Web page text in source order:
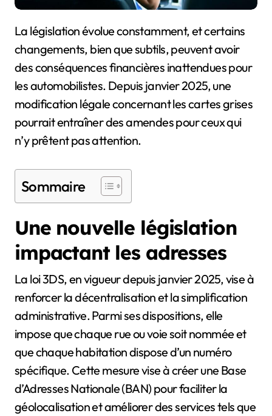
La législation évolue constamment, et certains
changements, bien que subtils, peuvent avoir
des conséquences financières inattendues pour
les automobilistes. Depuis janvier 2025, une
modification légale concernant les cartes grises
pourrait entraîner des amendes pour ceux qui
n’y prêtent pas attention.
Sommaire
Une nouvelle législation
impactant les adresses
La loi 3DS, en vigueur depuis janvier 2025, vise à
renforcer la décentralisation et la simplification
administrative. Parmi ses dispositions, elle
impose que chaque rue ou voie soit nommée et
que chaque habitation dispose d’un numéro
spécifique. Cette mesure vise à créer une Base
d’Adresses Nationale (BAN) pour faciliter la
géolocalisation et améliorer des services tels que